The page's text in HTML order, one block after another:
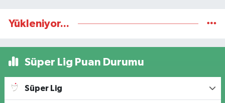
Yükleniyor...
Süper Lig Puan Durumu
Süper Lig